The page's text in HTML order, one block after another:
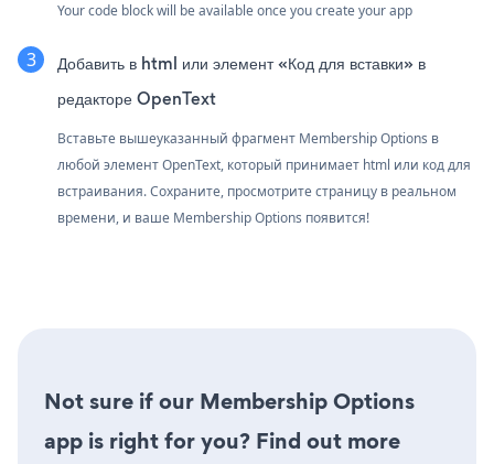
Your code block will be available once you create your app
Добавить в html или элемент «Код для вставки» в
редакторе OpenText
Вставьте вышеуказанный фрагмент Membership Options в
любой элемент OpenText, который принимает html или код для
встраивания. Сохраните, просмотрите страницу в реальном
времени, и ваше Membership Options появится!
Not sure if our Membership Options
app is right for you? Find out more